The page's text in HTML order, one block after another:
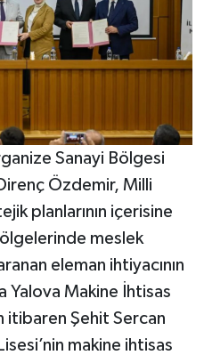
Sanayi Bölgesi
Özdemir, Milli
planlarının içerisine
meslek
eleman ihtiyacının
Yalova Makine İhtisas
itibaren Şehit Sercan
makine ihtisas